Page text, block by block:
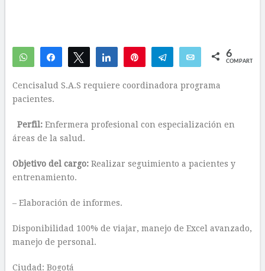
WhatsAppCompartirTwittear Compartir Telegram Email 6
COMPARTIR
Cencisalud S.A.S requiere coordinadora programa
pacientes.
Perfil:Enfermera profesional con especialización en
áreas de la salud.
Objetivo del cargo:Realizar seguimiento a pacientes y
entrenamiento.
– Elaboración de informes.
Disponibilidad 100% de viajar, manejo de Excel avanzado,
manejo de personal.
Ciudad: Bogotá